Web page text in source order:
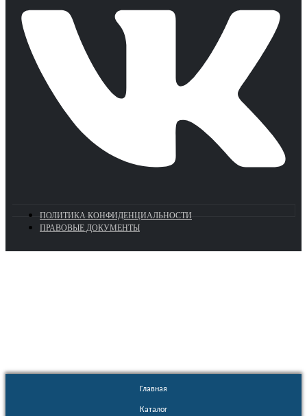
ПОЛИТИКА КОНФИДЕНЦИАЛЬНОСТИ
ПРАВОВЫЕ ДОКУМЕНТЫ
Главная
Каталог